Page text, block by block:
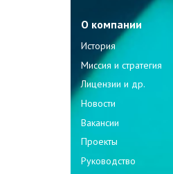
О компании
История
Миссия и стратегия
Лицензии и др.
Новости
Вакансии
Проекты
Руководство